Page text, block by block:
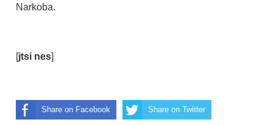
Narkoba.
[jtsi nes]
Share on Facebook Share on Twitter